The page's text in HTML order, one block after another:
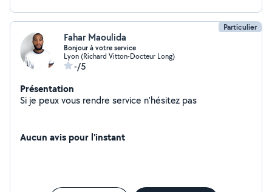
Particulier
Fahar Maoulida
Bonjour à votre service
Lyon (Richard Vitton-Docteur Long)
-/5
Présentation
Si je peux vous rendre service n'hésitez pas
Aucun avis pour l'instant